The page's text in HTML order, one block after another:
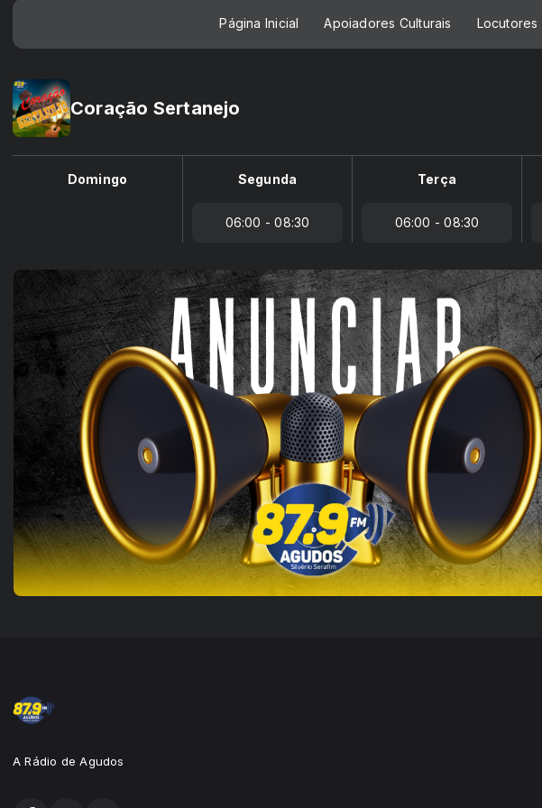
Página Inicial Apoiadores Culturais Locutores
Coração Sertanejo
Domingo Segunda
06:00 - 08:30
Terça
06:00 - 08:30
A Rádio de Agudos